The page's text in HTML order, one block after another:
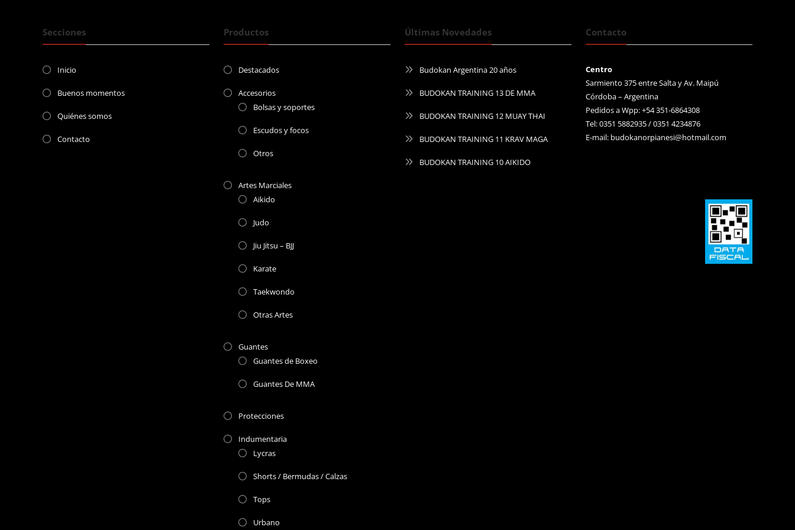
Secciones
Inicio
Buenos momentos
Quiénes somos
Contacto
Productos
Destacados
Accesorios
Bolsas y soportes
Escudos y focos
Otros
Artes Marciales
Aikido
Judo
Jiu Jitsu – BJJ
Karate
Taekwondo
Otras Artes
Guantes
Guantes de Boxeo
Guantes De MMA
Protecciones
Indumentaria
Lycras
Shorts / Bermudas / Calzas
Tops
Urbano
Últimas Novedades
Budokan Argentina 20 años
BUDOKAN TRAINING 13 DE MMA
BUDOKAN TRAINING 12 MUAY THAI
BUDOKAN TRAINING 11 KRAV MAGA
BUDOKAN TRAINING 10 AIKIDO
Contacto
Centro
Sarmiento 375 entre Salta y Av. Maipú
Córdoba – Argentina
Pedidos a Wpp: +54 351-6864308
Tel: 0351 5882935 / 0351 4234876
E-mail: budokanorpianesi@hotmail.com